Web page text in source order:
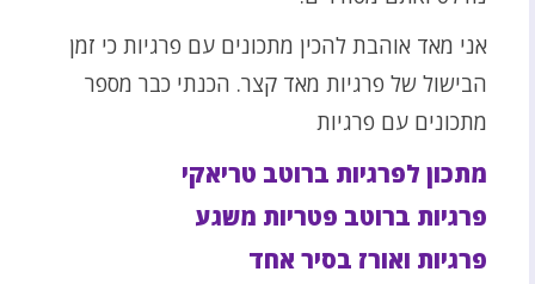
אני מאד אוהבת להכין מתכונים עם פרגיות כי זמן
הבישול של פרגיות מאד קצר. הכנתי כבר מספר
מתכונים עם פרגיות
מתכון לפרגיות ברוטב טריאקי
פרגיות ברוטב פטריות משגע
פרגיות ואורז בסיר אחד